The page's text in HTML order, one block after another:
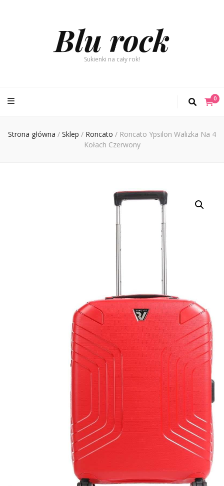
Blu rock
Sukienki na cały rok!
0
Strona główna / Sklep / Roncato / Roncato Ypsilon Walizka Na 4
Kołach Czerwony